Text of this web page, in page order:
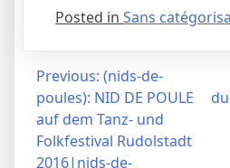
Posted in Sans
Navigation
l’article
Previous: (nids-de-
poules): NID DE POULE
auf dem Tanz- und
Folkfestival Rudolstadt
2016|nids-de-